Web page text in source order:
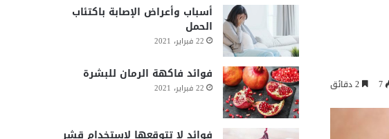
7
أسباب وأعراض الإصابة باكتئاب
الحمل
22 فبراير، 2021
فوائد فاكهة الرمان للبشرة
22 فبراير، 2021
فوائد لا تتوقعها لاستخدام قشر